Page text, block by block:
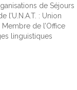
de Séjours
l’U.N.A.T. : Union
de l’Office
linguistiques